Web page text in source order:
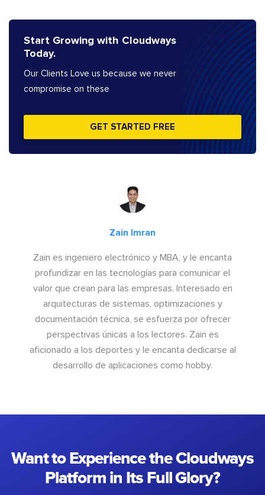
Start Growing with Cloudways
Today.
Our Clients Love us because we never
compromise on these
GET STARTED FREE
Zain Imran
Zain es ingeniero electrónico y MBA, y le encanta
profundizar en las tecnologías para comunicar el
valor que crean para las empresas. Interesado en
arquitecturas de sistemas, optimizaciones y
documentación técnica, se esfuerza por ofrecer
perspectivas únicas a los lectores. Zain es
aficionado a los deportes y le encanta dedicarse al
desarrollo de aplicaciones como hobby.
Want to Experience the Cloudways
Platform in Its Full Glory?